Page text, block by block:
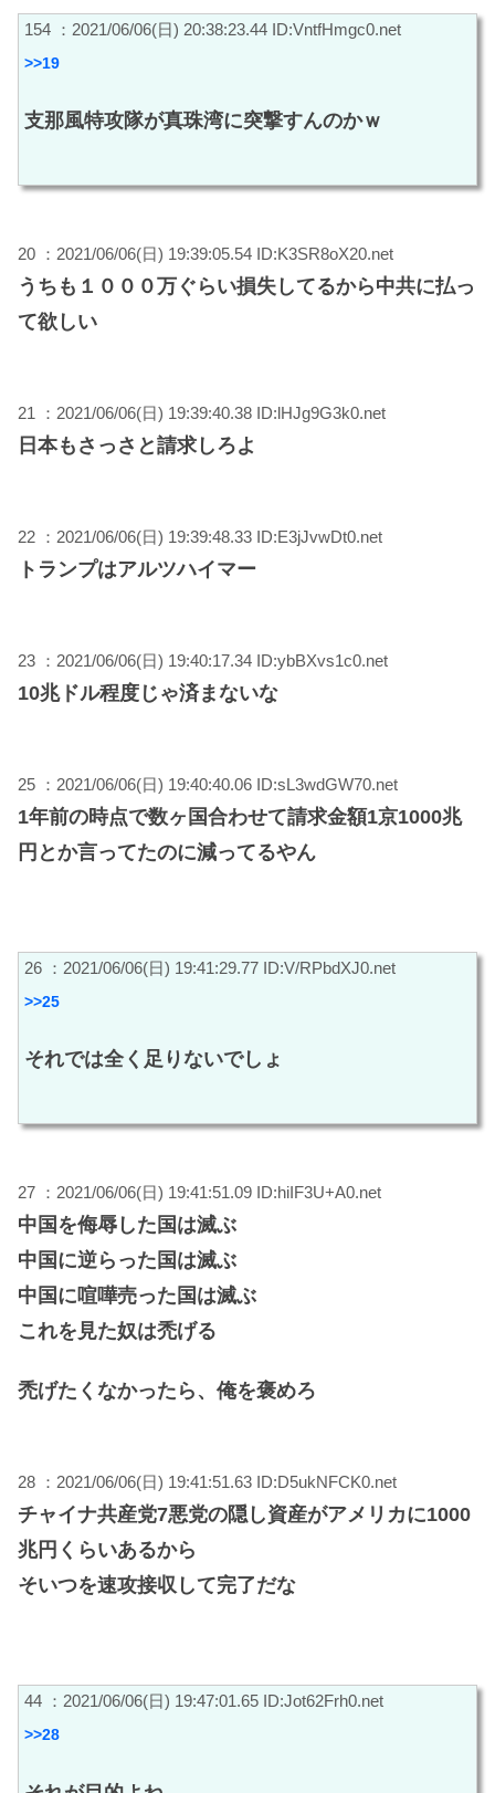
154 ：2021/06/06(日) 20:38:23.44 ID:VntfHmgc0.net
>>19
支那風特攻隊が真珠湾に突撃すんのかｗ
20 ：2021/06/06(日) 19:39:05.54 ID:K3SR8oX20.net
うちも１０００万ぐらい損失してるから中共に払っ
て欲しい
21 ：2021/06/06(日) 19:39:40.38 ID:lHJg9G3k0.net
日本もさっさと請求しろよ
22 ：2021/06/06(日) 19:39:48.33 ID:E3jJvwDt0.net
トランプはアルツハイマー
23 ：2021/06/06(日) 19:40:17.34 ID:ybBXvs1c0.net
10兆ドル程度じゃ済まないな
25 ：2021/06/06(日) 19:40:40.06 ID:sL3wdGW70.net
1年前の時点で数ヶ国合わせて請求金額1京1000兆
円とか言ってたのに減ってるやん
26 ：2021/06/06(日) 19:41:29.77 ID:V/RPbdXJ0.net
>>25
それでは全く足りないでしょ
27 ：2021/06/06(日) 19:41:51.09 ID:hiIF3U+A0.net
中国を侮辱した国は滅ぶ
中国に逆らった国は滅ぶ
中国に喧嘩売った国は滅ぶ
これを見た奴は禿げる
禿げたくなかったら、俺を褒めろ
28 ：2021/06/06(日) 19:41:51.63 ID:D5ukNFCK0.net
チャイナ共産党7悪党の隠し資産がアメリカに1000
兆円くらいあるから
そいつを速攻接収して完了だな
44 ：2021/06/06(日) 19:47:01.65 ID:Jot62Frh0.net
>>28